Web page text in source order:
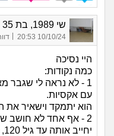
שי 1989, בת 35
10/10/24 20:53
|
היי נסיכה
כמה נקודות:
1 - לא נראה לי שגבר
עם אקסיות.
הוא יתמקד וישאיר את